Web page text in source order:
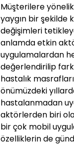
Müşterilere
yaygın bir şekilde
değişimleri
anlamda etkin
uygulamalardan
değerlendirilip
hastalık
önümüzdeki
hastalanmadan
aktörlerden biri
bir çok mobil
özelliklerin de